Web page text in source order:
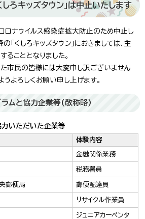
ろキッズタウン」は中止いたします
ナウイルス感染症拡大防止のため中止し
「くしろキッズタウン」におきましては、主
ることとなりました。
市民の皆様には大変申し訳ございません
うよろしくお願い申し上げます。
ラムと協力企業等(敬称略)
いただいた企業等
体験内容
金融関係業務
税務署員
郵便局 郵便配達員
リサイクル作業員
ジュニアカーペンタ